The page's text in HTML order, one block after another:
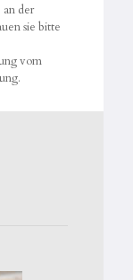
an der
sie bitte
vom